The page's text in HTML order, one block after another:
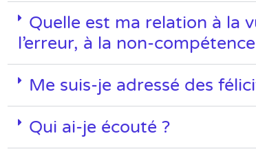
Quelle est ma relation à la
l’erreur, à la non-
Me suis-je adressé des
Qui ai-je écouté ?